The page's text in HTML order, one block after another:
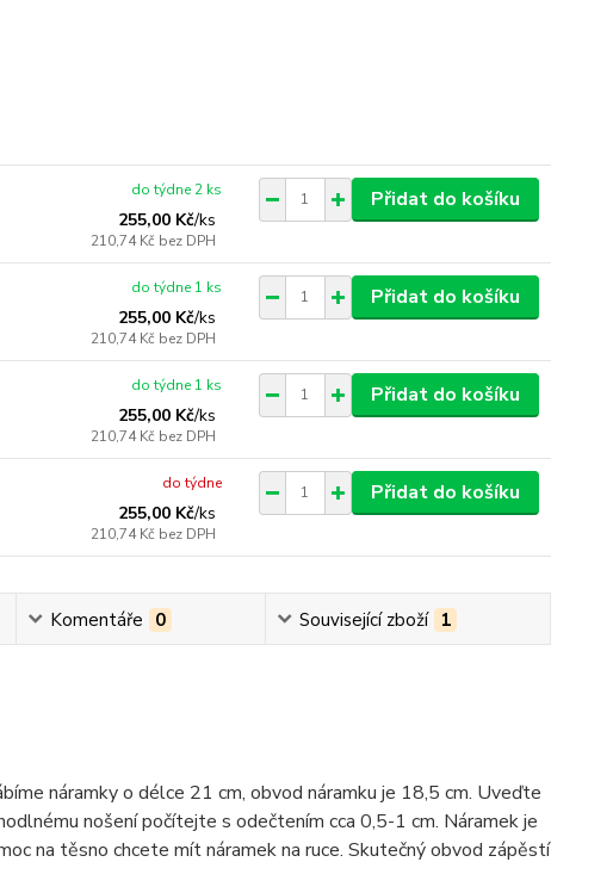
255,00 Kč/ks
210,74 Kč bez DPH
do týdne 2 ks Přidat do košíku
255,00 Kč/ks
210,74 Kč bez DPH
do týdne 1 ks Přidat do košíku
255,00 Kč/ks
210,74 Kč bez DPH
do týdne 1 ks Přidat do košíku
255,00 Kč/ks
210,74 Kč bez DPH
do týdne Přidat do košíku
Komentáře 0 Související zboží 1
náramky o délce 21 cm, obvod náramku je 18,5 cm. Uveďte
nošení počítejte s odečtením cca 0,5-1 cm. Náramek je
na těsno chcete mít náramek na ruce. Skutečný obvod zápěstí